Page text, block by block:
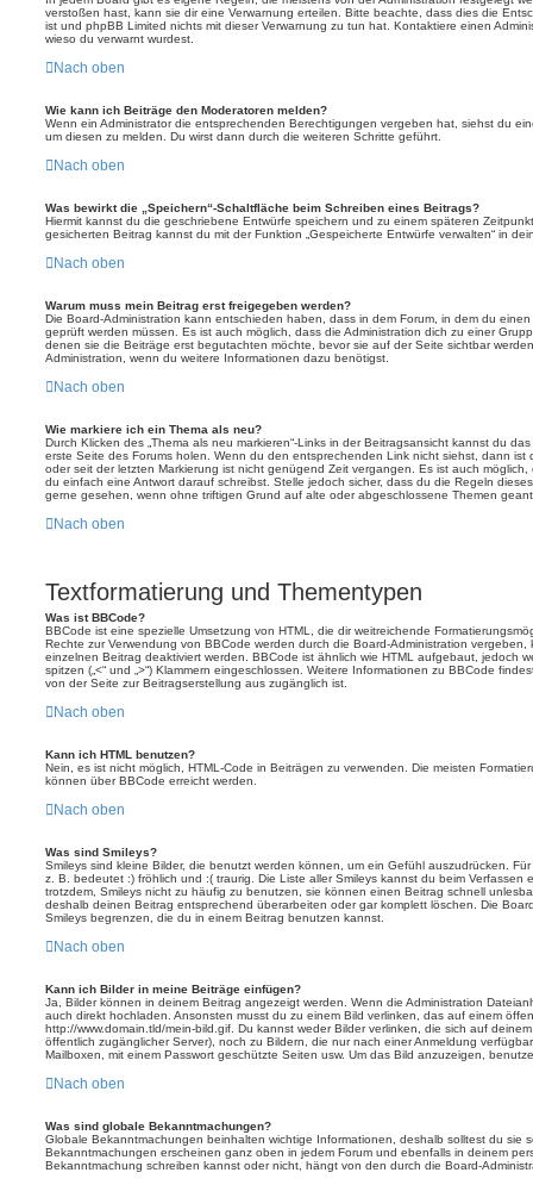
verstoßen hast, kann sie dir eine Verwarnung erteilen. Bitte beachte, dass dies die
ist und phpBB Limited nichts mit dieser Verwarnung zu tun hat. Kontaktiere einen
wieso du verwarnt wurdest.
Nach oben
Wie kann ich Beiträge den Moderatoren melden?
Wenn ein Administrator die entsprechenden Berechtigungen vergeben hat, siehst du
um diesen zu melden. Du wirst dann durch die weiteren Schritte geführt.
Nach oben
Was bewirkt die „Speichern“-Schaltfläche beim Schreiben eines Beitrags?
Hiermit kannst du die geschriebene Entwürfe speichern und zu einem späteren
gesicherten Beitrag kannst du mit der Funktion „Gespeicherte Entwürfe verwalten“ in
Nach oben
Warum muss mein Beitrag erst freigegeben werden?
Die Board-Administration kann entschieden haben, dass in dem Forum, in dem du
geprüft werden müssen. Es ist auch möglich, dass die Administration dich zu einer
denen sie die Beiträge erst begutachten möchte, bevor sie auf der Seite sichtbar
Administration, wenn du weitere Informationen dazu benötigst.
Nach oben
Wie markiere ich ein Thema als neu?
Durch Klicken des „Thema als neu markieren“-Links in der Beitragsansicht kannst du
erste Seite des Forums holen. Wenn du den entsprechenden Link nicht siehst, dann ist
oder seit der letzten Markierung ist nicht genügend Zeit vergangen. Es ist auch
du einfach eine Antwort darauf schreibst. Stelle jedoch sicher, dass du die Regeln
gerne gesehen, wenn ohne triftigen Grund auf alte oder abgeschlossene Themen
Nach oben
Textformatierung und Thementypen
Was ist BBCode?
BBCode ist eine spezielle Umsetzung von HTML, die dir weitreichende
Rechte zur Verwendung von BBCode werden durch die Board-Administration
einzelnen Beitrag deaktiviert werden. BBCode ist ähnlich wie HTML aufgebaut, jedoch
spitzen („<“ und „>“) Klammern eingeschlossen. Weitere Informationen zu BBCode
von der Seite zur Beitragserstellung aus zugänglich ist.
Nach oben
Kann ich HTML benutzen?
Nein, es ist nicht möglich, HTML-Code in Beiträgen zu verwenden. Die meisten
können über BBCode erreicht werden.
Nach oben
Was sind Smileys?
Smileys sind kleine Bilder, die benutzt werden können, um ein Gefühl auszudrücken.
z. B. bedeutet :) fröhlich und :( traurig. Die Liste aller Smileys kannst du beim Verfassen
trotzdem, Smileys nicht zu häufig zu benutzen, sie können einen Beitrag schnell
deshalb deinen Beitrag entsprechend überarbeiten oder gar komplett löschen. Die
Smileys begrenzen, die du in einem Beitrag benutzen kannst.
Nach oben
Kann ich Bilder in meine Beiträge einfügen?
Ja, Bilder können in deinem Beitrag angezeigt werden. Wenn die Administration
auch direkt hochladen. Ansonsten musst du zu einem Bild verlinken, das auf einem
http://www.domain.tld/mein-bild.gif. Du kannst weder Bilder verlinken, die sich auf
öffentlich zugänglicher Server), noch zu Bildern, die nur nach einer Anmeldung
Mailboxen, mit einem Passwort geschützte Seiten usw. Um das Bild anzuzeigen,
Nach oben
Was sind globale Bekanntmachungen?
Globale Bekanntmachungen beinhalten wichtige Informationen, deshalb solltest du sie
Bekanntmachungen erscheinen ganz oben in jedem Forum und ebenfalls in deinem
Bekanntmachung schreiben kannst oder nicht, hängt von den durch die Board-